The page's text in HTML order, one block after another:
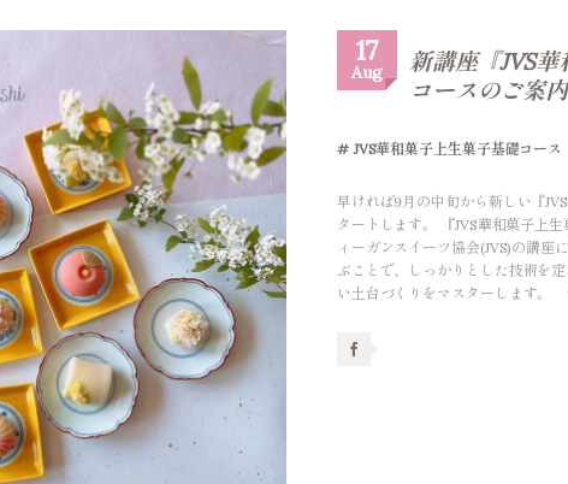
17
Aug
新講座『JVS
コースのご案内
JVS華和菓子上生菓子基礎コース
早ければ9月の中旬から新しい『
タートします。 『JVS華和菓子上
ィーガンスイーツ協会(JVS)の講
ぶことで、しっかりとした技術を
い土台づくりをマスターします。